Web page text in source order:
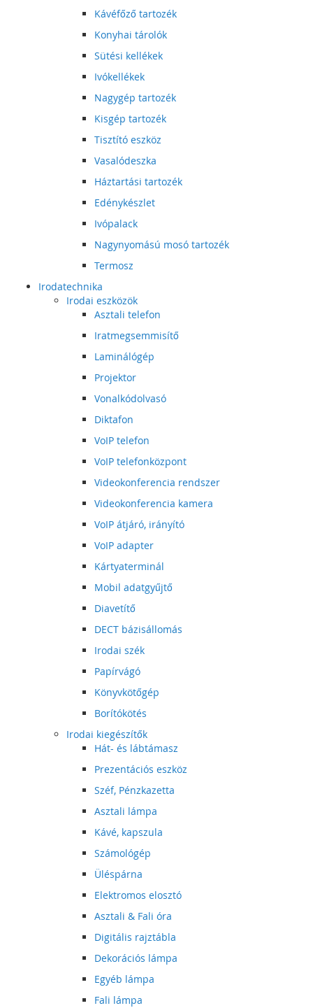
Kávéfőző tartozék
Konyhai tárolók
Sütési kellékek
Ivókellékek
Nagygép tartozék
Kisgép tartozék
Tisztító eszköz
Vasalódeszka
Háztartási tartozék
Edénykészlet
Ivópalack
Nagynyomású mosó tartozék
Termosz
Irodatechnika
Irodai eszközök
Asztali telefon
Iratmegsemmisítő
Laminálógép
Projektor
Vonalkódolvasó
Diktafon
VoIP telefon
VoIP telefonközpont
Videokonferencia rendszer
Videokonferencia kamera
VoIP átjáró, irányító
VoIP adapter
Kártyaterminál
Mobil adatgyűjtő
Diavetítő
DECT bázisállomás
Irodai szék
Papírvágó
Könyvkötőgép
Borítókötés
Irodai kiegészítők
Hát- és lábtámasz
Prezentációs eszköz
Széf, Pénzkazetta
Asztali lámpa
Kávé, kapszula
Számológép
Üléspárna
Elektromos elosztó
Asztali & Fali óra
Digitális rajztábla
Dekorációs lámpa
Egyéb lámpa
Fali lámpa